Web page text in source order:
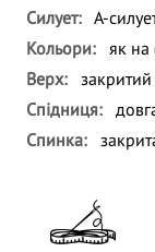
Силует: А-
Кольори: як на
Верх:
Спідниця:
Спинка: